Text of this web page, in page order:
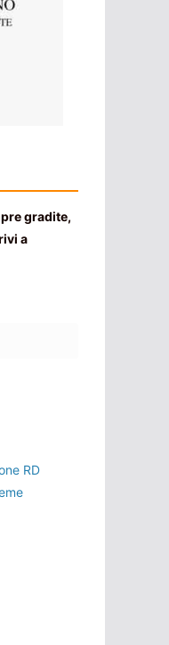
gradite,
a
RD